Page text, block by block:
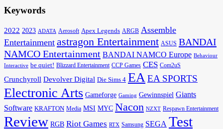
Keywords
2022 2023 ADATA Aerosoft Apex Legends ARGB Assemble
Entertainment astragon Entertainment ASUS BANDAI
NAMCO Entertainment BANDAI NAMCO Europe Behaviour
Interactive be quiet! Blizzard Entertainment CCP Games CES Com2uS
Crunchyroll Devolver Digital Die Sims 4 EAEA SPORTS
Electronic Arts Gameforge Gaming Gewinnspiel Giants
Software KRAFTON Media MSI MYC Nacon NZXT Respawn Entertainment
Review RGB Riot Games RTX Samsung SEGA Test